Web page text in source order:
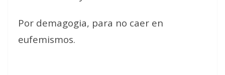
Por demagogia, para no caer en
eufemismos.